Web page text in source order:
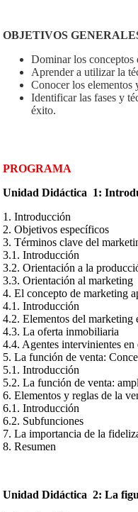
OBJETIVOS
Dominar los conceptos
Aprender a utilizar la
Conocer los elementos
Identificar las fases y
éxito.
PROGRAMA
Unidad Didáctica 1:
1. Introducción
2. Objetivos específicos
3. Términos clave del
3.1. Introducción
3.2. Orientación a la
3.3. Orientación al marketing
4. El concepto de marketing
4.1. Introducción
4.2. Elementos del
4.3. La oferta inmobiliaria
4.4. Agentes intervinientes en
5. La función de venta:
5.1. Introducción
5.2. La función de venta:
6. Elementos y reglas de la
6.1. Introducción
6.2. Subfunciones
7. La importancia de la
8. Resumen
Unidad Didáctica 2: La